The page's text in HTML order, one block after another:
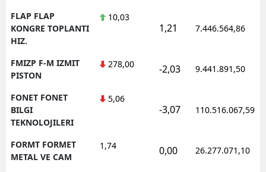
FLAP FLAP
KONGRE TOPLANTI
HIZ.
10,03
1,21 7.446.564,86
FMIZP F-M IZMIT
PISTON
278,00 -2,03 9.441.891,50
FONET FONET
BILGI
TEKNOLOJILERI
5,06
-3,07 110.516.067,59
FORMT FORMET
METAL VE CAM
1,74 0,00 26.277.071,10